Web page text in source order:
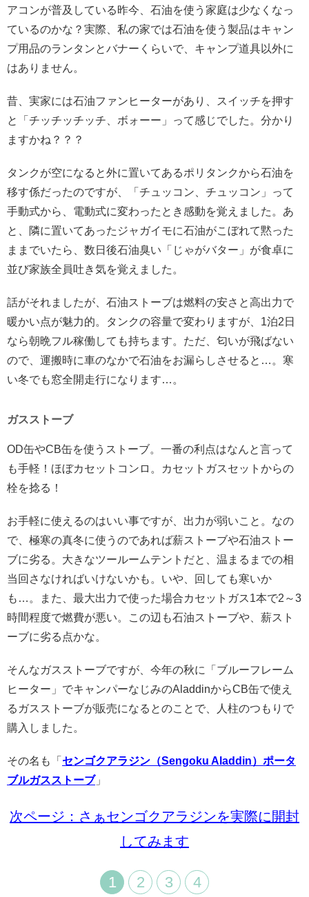
アコンが普及している昨今、石油を使う家庭は少なくなっ
ているのかな？実際、私の家では石油を使う製品はキャン
プ用品のランタンとバナーくらいで、キャンプ道具以外に
はありません。
昔、実家には石油ファンヒーターがあり、スイッチを押す
と「チッチッチッチ、ボォーー」って感じでした。分かり
ますかね？？？
タンクが空になると外に置いてあるポリタンクから石油を
移す係だったのですが、「チュッコン、チュッコン」って
手動式から、電動式に変わったとき感動を覚えました。あ
と、隣に置いてあったジャガイモに石油がこぼれて黙った
ままでいたら、数日後石油臭い「じゃがバター」が食卓に
並び家族全員吐き気を覚えました。
話がそれましたが、石油ストーブは燃料の安さと高出力で
暖かい点が魅力的。タンクの容量で変わりますが、1泊2日
なら朝晩フル稼働しても持ちます。ただ、匂いが飛ばない
ので、 運搬時に車のなかで石油をお漏らしさせると…。寒
い冬でも窓全開走行になります…。
ガスストーブ
OD缶やCB缶を使うストーブ。一番の利点はなんと言って
も手軽！ほぼカセットコンロ。カセットガスセットからの
栓を捻る！
お手軽に使えるのはいい事ですが、出力が弱いこと。なの
で、極寒の真冬に使うのであれば薪ストーブや石油ストー
ブに劣る。大きなツールームテントだと、温まるまでの相
当回さなければいけないかも。いや、回しても寒いか
も…。
また、最大出力で使った場合カセットガス1本で2～3
時間程度で燃費が悪い。この辺も石油ストーブや、薪スト
ーブに劣る点かな。
そんなガスストーブですが、今年の秋に「ブルーフレーム
ヒーター」でキャンパーなじみのAladdinからCB缶で使え
るガスストーブが販売になるとのことで、人柱のつもりで
購入しました。
その名も「 センゴクアラジン（Sengoku Aladdin）ポータ
ブルガスストーブ」
次ページ：さぁセンゴクアラジンを実際に開封
してみます
1 2 3 4